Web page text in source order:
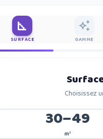
square_foot
SURFACE
auto_awesome
GAMME
Choisissez
30–49
m²